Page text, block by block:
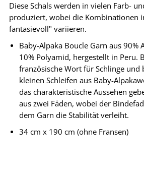
Diese Schals werden in vielen Farb-
produziert, wobei die Kombinationen
fantasievoll" variieren.
Baby-Alpaka Boucle Garn aus 90%
10% Polyamid, hergestellt in Peru.
französische Wort für Schlinge und
kleinen Schleifen aus Baby-
das charakteristische Aussehen
aus zwei Fäden, wobei der
dem Garn die Stabilität verleiht.
34 cm x 190 cm (ohne Fransen)